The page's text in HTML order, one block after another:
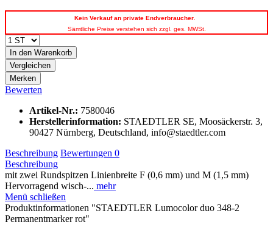
Kein Verkauf an private Endverbraucher.
Sämtliche Preise verstehen sich zzgl. ges. MWSt.
In den Warenkorb
Vergleichen
Merken
Bewerten
Artikel-Nr.: 7580046
Herstellerinformation: STAEDTLER SE, Moosäckerstr. 3,
90427 Nürnberg, Deutschland, info@staedtler.com
Beschreibung Bewertungen 0
Beschreibung
mit zwei Rundspitzen Linienbreite F (0,6 mm) und M (1,5 mm)
Hervorragend wisch-... mehr
Menü schließen
Produktinformationen "STAEDTLER Lumocolor duo 348-2
Permanentmarker rot"